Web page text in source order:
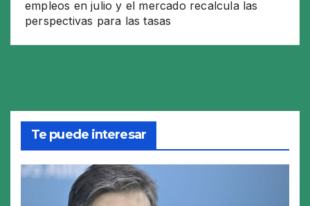
empleos en julio y el mercado recalcula las
perspectivas para las tasas
Te puede interesar